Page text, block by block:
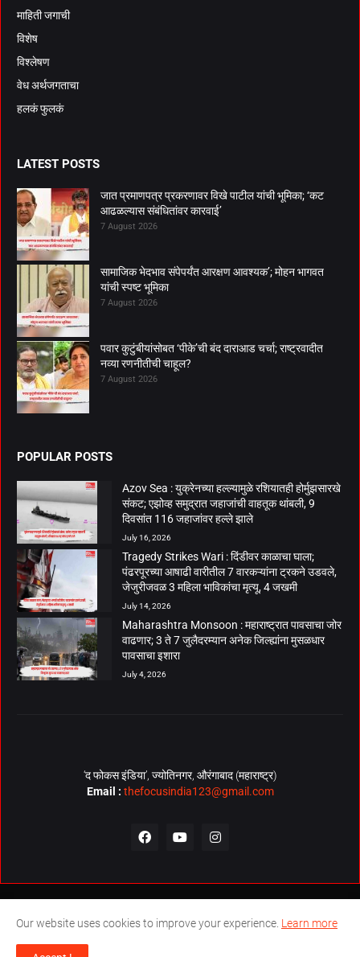
माहिती जगाची
विशेष
विश्लेषण
वेध अर्थजगताचा
हलकं फुलकं
LATEST POSTS
जात प्रमाणपत्र प्रकरणावर विखे पाटील यांची भूमिका; ‘कट
आढळल्यास संबंधितांवर कारवाई’
7 August 2026
सामाजिक भेदभाव संपेपर्यंत आरक्षण आवश्यक’; मोहन भागवत
यांची स्पष्ट भूमिका
7 August 2026
पवार कुटुंबीयांसोबत ‘पीके’ची बंद दाराआड चर्चा; राष्ट्रवादीत
नव्या रणनीतीची चाहूल?
7 August 2026
POPULAR POSTS
Azov Sea : युक्रेनच्या हल्ल्यामुळे रशियातही होर्मुझसारखे
संकट; एझोव्ह समुद्रात जहाजांची वाहतूक थांबली, 9
दिवसांत 116 जहाजांवर हल्ले झाले
July 16, 2026
Tragedy Strikes Wari : दिंडीवर काळाचा घाला;
पंढरपूरच्या आषाढी वारीतील 7 वारकऱ्यांना ट्रकने उडवले,
जेजुरीजवळ 3 महिला भाविकांचा मृत्यू, 4 जखमी
July 14, 2026
Maharashtra Monsoon : महाराष्ट्रात पावसाचा जोर
वाढणार; 3 ते 7 जुलैदरम्यान अनेक जिल्ह्यांना मुसळधार
पावसाचा इशारा
July 4, 2026
‘द फोकस इंडिया’, ज्योतिनगर, औरंगाबाद (महाराष्ट्र)
Email : thefocusindia123@gmail.com
© Copyrights 2026. All Rights Reserved. Technical Support by
About Us Contact Us The Focus India Policy
Our website uses cookies to improve your experience. Learn more